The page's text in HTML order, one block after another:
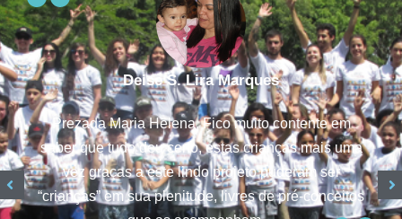
Deise S. Lira Marques
Prezada Maria Helena, Fico muito contente em
saber que tudo deu certo, estas crianças mais uma
vez graças a este lindo projeto puderam ser
“crianças” em sua plenitude, livres de pré-conceitos